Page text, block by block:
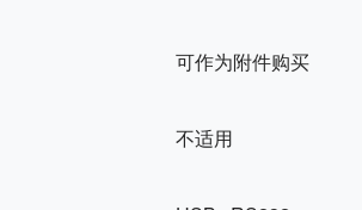
可作为附件购买
不适用